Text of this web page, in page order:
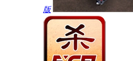
版